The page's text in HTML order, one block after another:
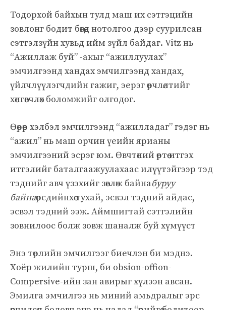
Тодорхой байхын тулд маш их сэтгэцийн
зовлонг бодит бөгөөд нотолгоо дээр суурилсан
сэтгэлзүйн хувьд ийм зүйл байдаг. Vitz нь
“Ажиллаж буй” -акыг “ажиллуулах”
эмчилгээнд хандах эмчилгээнд хандах,
үйлчлүүлэгчдийн гажиг, эерэг өөрчлөлтийг
хөнгөвчлөх боломжийг олгодог.
Өөрөөр хэлбэл эмчилгээнд “ажилладаг” гэдэг нь
“ажил” нь маш орчин үеийн ярианы
эмчилгээний эсрэг юм. Өвчтөний өөртөө итгэх
итгэлийг баталгаажуулахаас илүүтэйгээр тэд
тэднийг авч үзэхийг зөвлөж байнабуруу
байнаөөрсдийнхөө тухай, эсвэл тэдний айдас,
эсвэл тэдний ээж. Аймшигтай сэтгэлийн
зовнилоос болж зовж шаналж буй хүмүүст
Энэ төрлийн эмчилгээг биечлэн би мэднэ.
Хоёр жилийн турш, би obsion-offion-
Compersive-ийн зан авирыг хүлээн авсан.
Эмилга эмчилгээ нь миний амьдралыг эрс